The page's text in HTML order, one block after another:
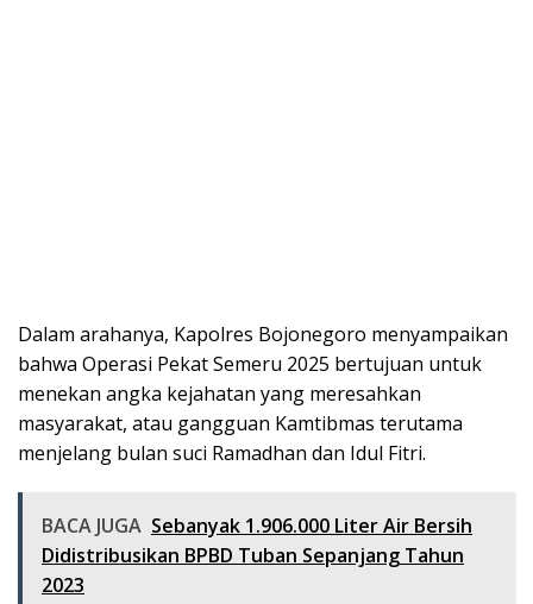
Dalam arahanya, Kapolres Bojonegoro menyampaikan
bahwa Operasi Pekat Semeru 2025 bertujuan untuk
menekan angka kejahatan yang meresahkan
masyarakat, atau gangguan Kamtibmas terutama
menjelang bulan suci Ramadhan dan Idul Fitri.
BACA JUGA Sebanyak 1.906.000 Liter Air Bersih
Didistribusikan BPBD Tuban Sepanjang Tahun
2023